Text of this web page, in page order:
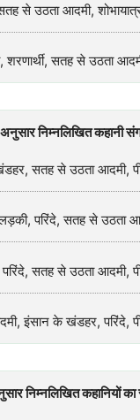
से उठता आदमी,
शरणार्थी, सतह से उठता
निम्नलिखित कहानी
सतह से उठता आदमी,
लड़की, परिंदे, सतह से
सतह से उठता आदमी,
इंसान के खंडहर, परिंदे,
निम्नलिखित कहानियों